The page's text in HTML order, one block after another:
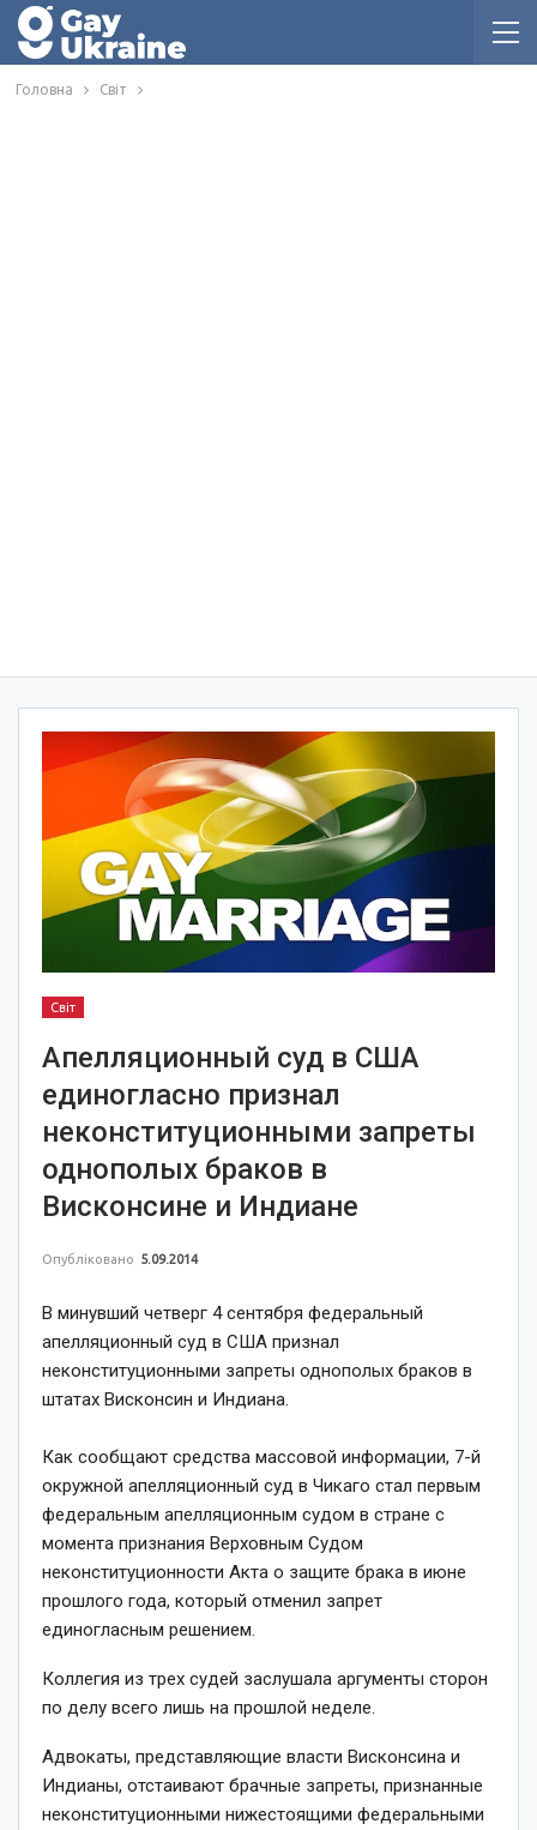
Головна Світ
Світ
Апелляционный суд в США
единогласно признал
неконституционными запреты
однополых браков в
Висконсине и Индиане
Опубліковано 5.09.2014
В минувший четверг 4 сентября федеральный
апелляционный суд в США признал
неконституционными запреты однополых браков в
штатах Висконсин и Индиана.
Как сообщают средства массовой информации, 7-й
окружной апелляционный суд в Чикаго стал первым
федеральным апелляционным судом в стране с
момента признания Верховным Судом
неконституционности Акта о защите брака в июне
прошлого года, который отменил запрет
единогласным решением.
Коллегия из трех судей заслушала аргументы сторон
по делу всего лишь на прошлой неделе.
Адвокаты, представляющие власти Висконсина и
Индианы, отстаивают брачные запреты, признанные
неконституционными нижестоящими федеральными